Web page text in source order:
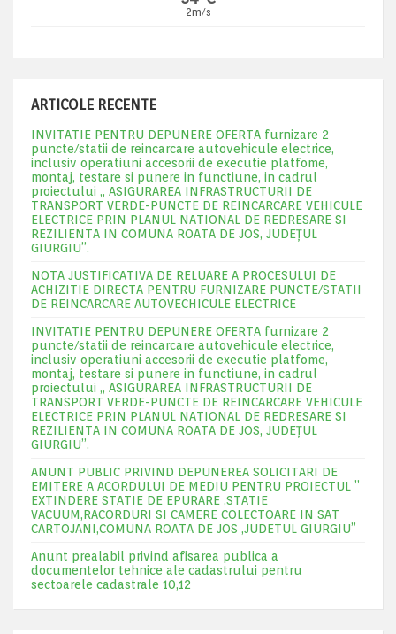
2m/s
ARTICOLE RECENTE
INVITATIE PENTRU DEPUNERE OFERTA furnizare 2
puncte/statii de reincarcare autovehicule electrice,
inclusiv operatiuni accesorii de executie platfome,
montaj, testare si punere in functiune, in cadrul
proiectului „ ASIGURAREA INFRASTRUCTURII DE
TRANSPORT VERDE-PUNCTE DE REINCARCARE VEHICULE
ELECTRICE PRIN PLANUL NATIONAL DE REDRESARE SI
REZILIENTA IN COMUNA ROATA DE JOS, JUDEŢUL
GIURGIU”.
NOTA JUSTIFICATIVA DE RELUARE A PROCESULUI DE
ACHIZITIE DIRECTA PENTRU FURNIZARE PUNCTE/STATII
DE REINCARCARE AUTOVECHICULE ELECTRICE
INVITATIE PENTRU DEPUNERE OFERTA furnizare 2
puncte/statii de reincarcare autovehicule electrice,
inclusiv operatiuni accesorii de executie platfome,
montaj, testare si punere in functiune, in cadrul
proiectului „ ASIGURAREA INFRASTRUCTURII DE
TRANSPORT VERDE-PUNCTE DE REINCARCARE VEHICULE
ELECTRICE PRIN PLANUL NATIONAL DE REDRESARE SI
REZILIENTA IN COMUNA ROATA DE JOS, JUDEŢUL
GIURGIU”.
ANUNT PUBLIC PRIVIND DEPUNEREA SOLICITARI DE
EMITERE A ACORDULUI DE MEDIU PENTRU PROIECTUL ”
EXTINDERE STATIE DE EPURARE ,STATIE
VACUUM,RACORDURI SI CAMERE COLECTOARE IN SAT
CARTOJANI,COMUNA ROATA DE JOS ,JUDETUL GIURGIU”
Anunt prealabil privind afisarea publica a
documentelor tehnice ale cadastrului pentru
sectoarele cadastrale 10,12